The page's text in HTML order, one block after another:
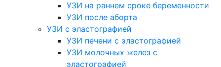
УЗИ на раннем сроке беременности
УЗИ после аборта
УЗИ с эластографией
УЗИ печени с эластографией
УЗИ молочных желез с
эластографией